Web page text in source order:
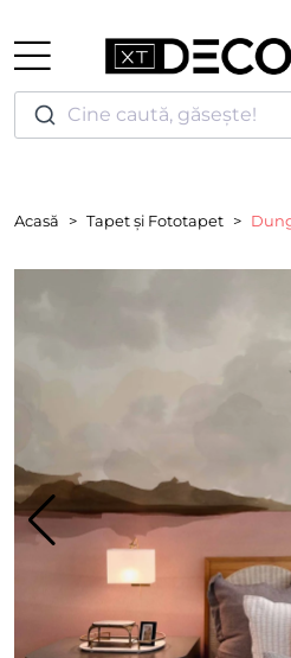
Cine caută, găsește!
Acasă Tapet și Fototapet